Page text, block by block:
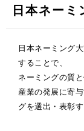
日本ネーミ
日本ネーミング
することで、
ネーミングの質
産業の発展に寄
グを選出・表彰